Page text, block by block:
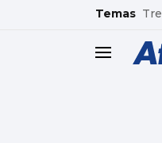
common.go-to-content
Temas